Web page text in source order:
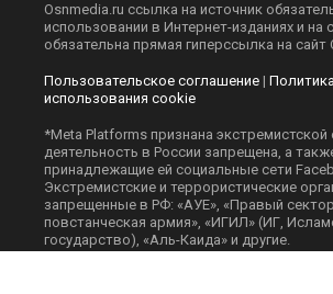
Оsnmedia.ru ссылка на источник
использовании в Интернет-изданиях и на
обязательна прямая гиперссылка на сайт
Пользовательское соглашение |
использования cookie
*Meta Platforms признана экстремистской
деятельность в России запрещена, а
принадлежащие ей социальные сети
Экстремистские и террористические
запрещенные в РФ: «АУЕ», «Правый
повстанческая армия», «ИГИЛ» (ИГ,
государство), «Аль-Каида» и другие.